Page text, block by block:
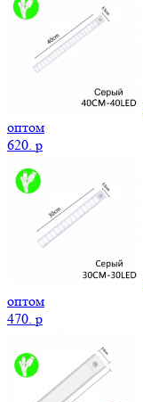
оптом
620. p
оптом
470. p